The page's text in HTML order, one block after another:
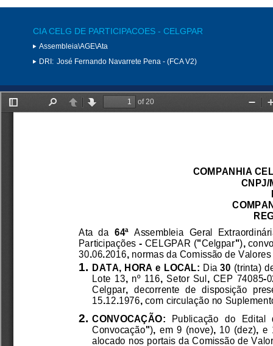
CIA CELG DE PARTICIPACOES - CELGPAR
Assembleia\AGE\Ata
DRI: José Fernando Navarrete Pena - (FCA V2)